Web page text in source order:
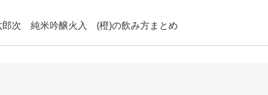
次 純米吟醸火入 (橙)の飲み方まとめ